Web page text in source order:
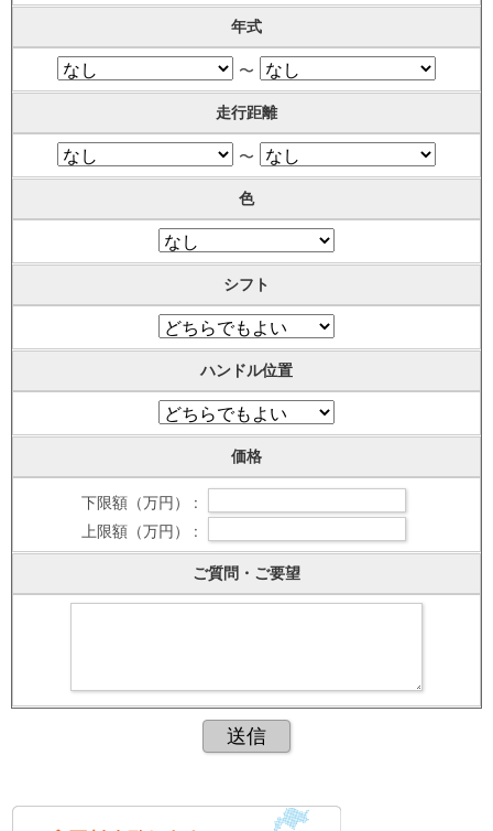
年式
〜
走行距離
〜
色
シフト
ハンドル位置
価格
下限額（万円） :
上限額（万円） :
ご質問・ご要望